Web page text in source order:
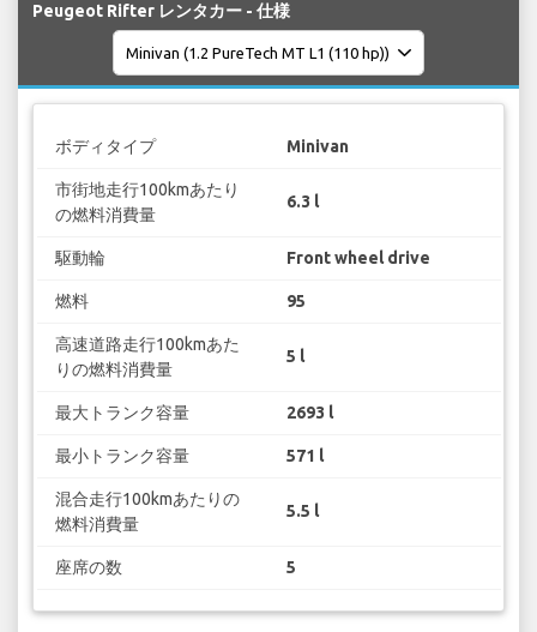
Peugeot Rifter レンタカー - 仕様
ボディタイプ Minivan
市街地走行100kmあたり
の燃料消費量
6.3 l
駆動輪 Front wheel drive
燃料 95
高速道路走行100kmあた
りの燃料消費量
5 l
最大トランク容量 2693 l
最小トランク容量 571 l
混合走行100kmあたりの
燃料消費量
5.5 l
座席の数 5